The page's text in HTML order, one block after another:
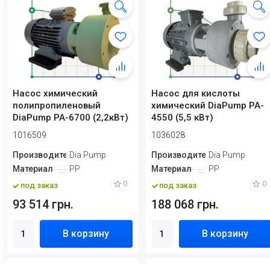
Насос химический
полипропиленовый
DiaPump PA-6700 (2,2кВт)
1016509
ПроизводительDia Pump
Материал
PP
под заказ 0
93 514 грн.
В корзину
Насос для кислоты
химический DiaPump PA-
4550 (5,5 кВт)
1036028
ПроизводительDia Pump
Материал
PP
под заказ 0
188 068 грн.
В корзину